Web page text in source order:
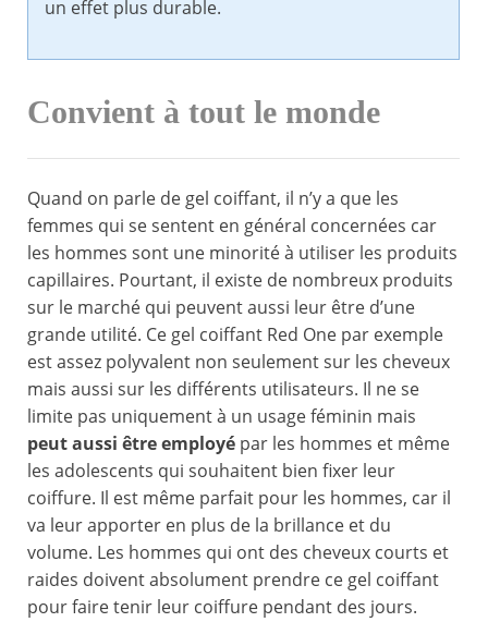
un effet plus durable.
Convient à tout le monde
Quand on parle de gel coiffant, il n’y a que les
femmes qui se sentent en général concernées car
les hommes sont une minorité à utiliser les produits
capillaires. Pourtant, il existe de nombreux produits
sur le marché qui peuvent aussi leur être d’une
grande utilité. Ce gel coiffant Red One par exemple
est assez polyvalent non seulement sur les cheveux
mais aussi sur les différents utilisateurs. Il ne se
limite pas uniquement à un usage féminin mais
peut aussi être employé par les hommes et même
les adolescents qui souhaitent bien fixer leur
coiffure. Il est même parfait pour les hommes, car il
va leur apporter en plus de la brillance et du
volume. Les hommes qui ont des cheveux courts et
raides doivent absolument prendre ce gel coiffant
pour faire tenir leur coiffure pendant des jours.